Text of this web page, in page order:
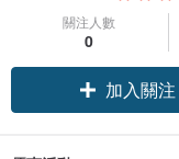
關注人數
0
加入關注